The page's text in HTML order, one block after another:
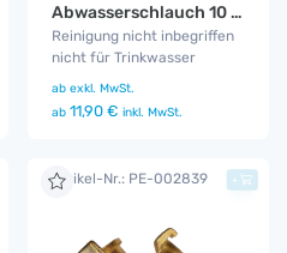
Abwasserschlauch 10 m
Reinigung nicht inbegriffen
nicht für Trinkwasser
ab exkl. MwSt.
ab 11,90 € inkl. MwSt.
Artikel-Nr.: PE-002839 +